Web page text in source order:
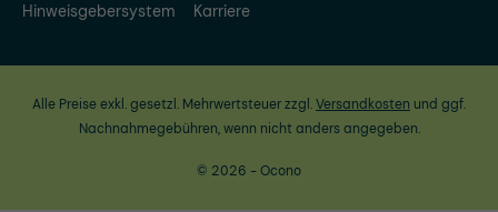
Hinweisgebersystem
Karriere
Alle Preise exkl. gesetzl. Mehrwertsteuer zzgl.Versandkosten und ggf.
Nachnahmegebühren, wenn nicht anders angegeben.
© 2026 - Ocono